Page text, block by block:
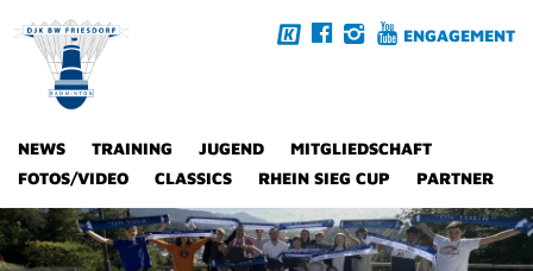
ENGAGEMENT
NEWS TRAINING JUGEND
MITGLIEDSCHAFT
FOTOS/VIDEO
CLASSICS RHEIN SIEG CUP PARTNER